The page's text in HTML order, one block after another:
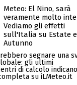
Meteo: El Nino, sarà
veramente molto
Vediamo gli effetti
sull'Italia su Estate
Autunno
segnare una
gli ultimi
di calcolo
su iLMeteo.it